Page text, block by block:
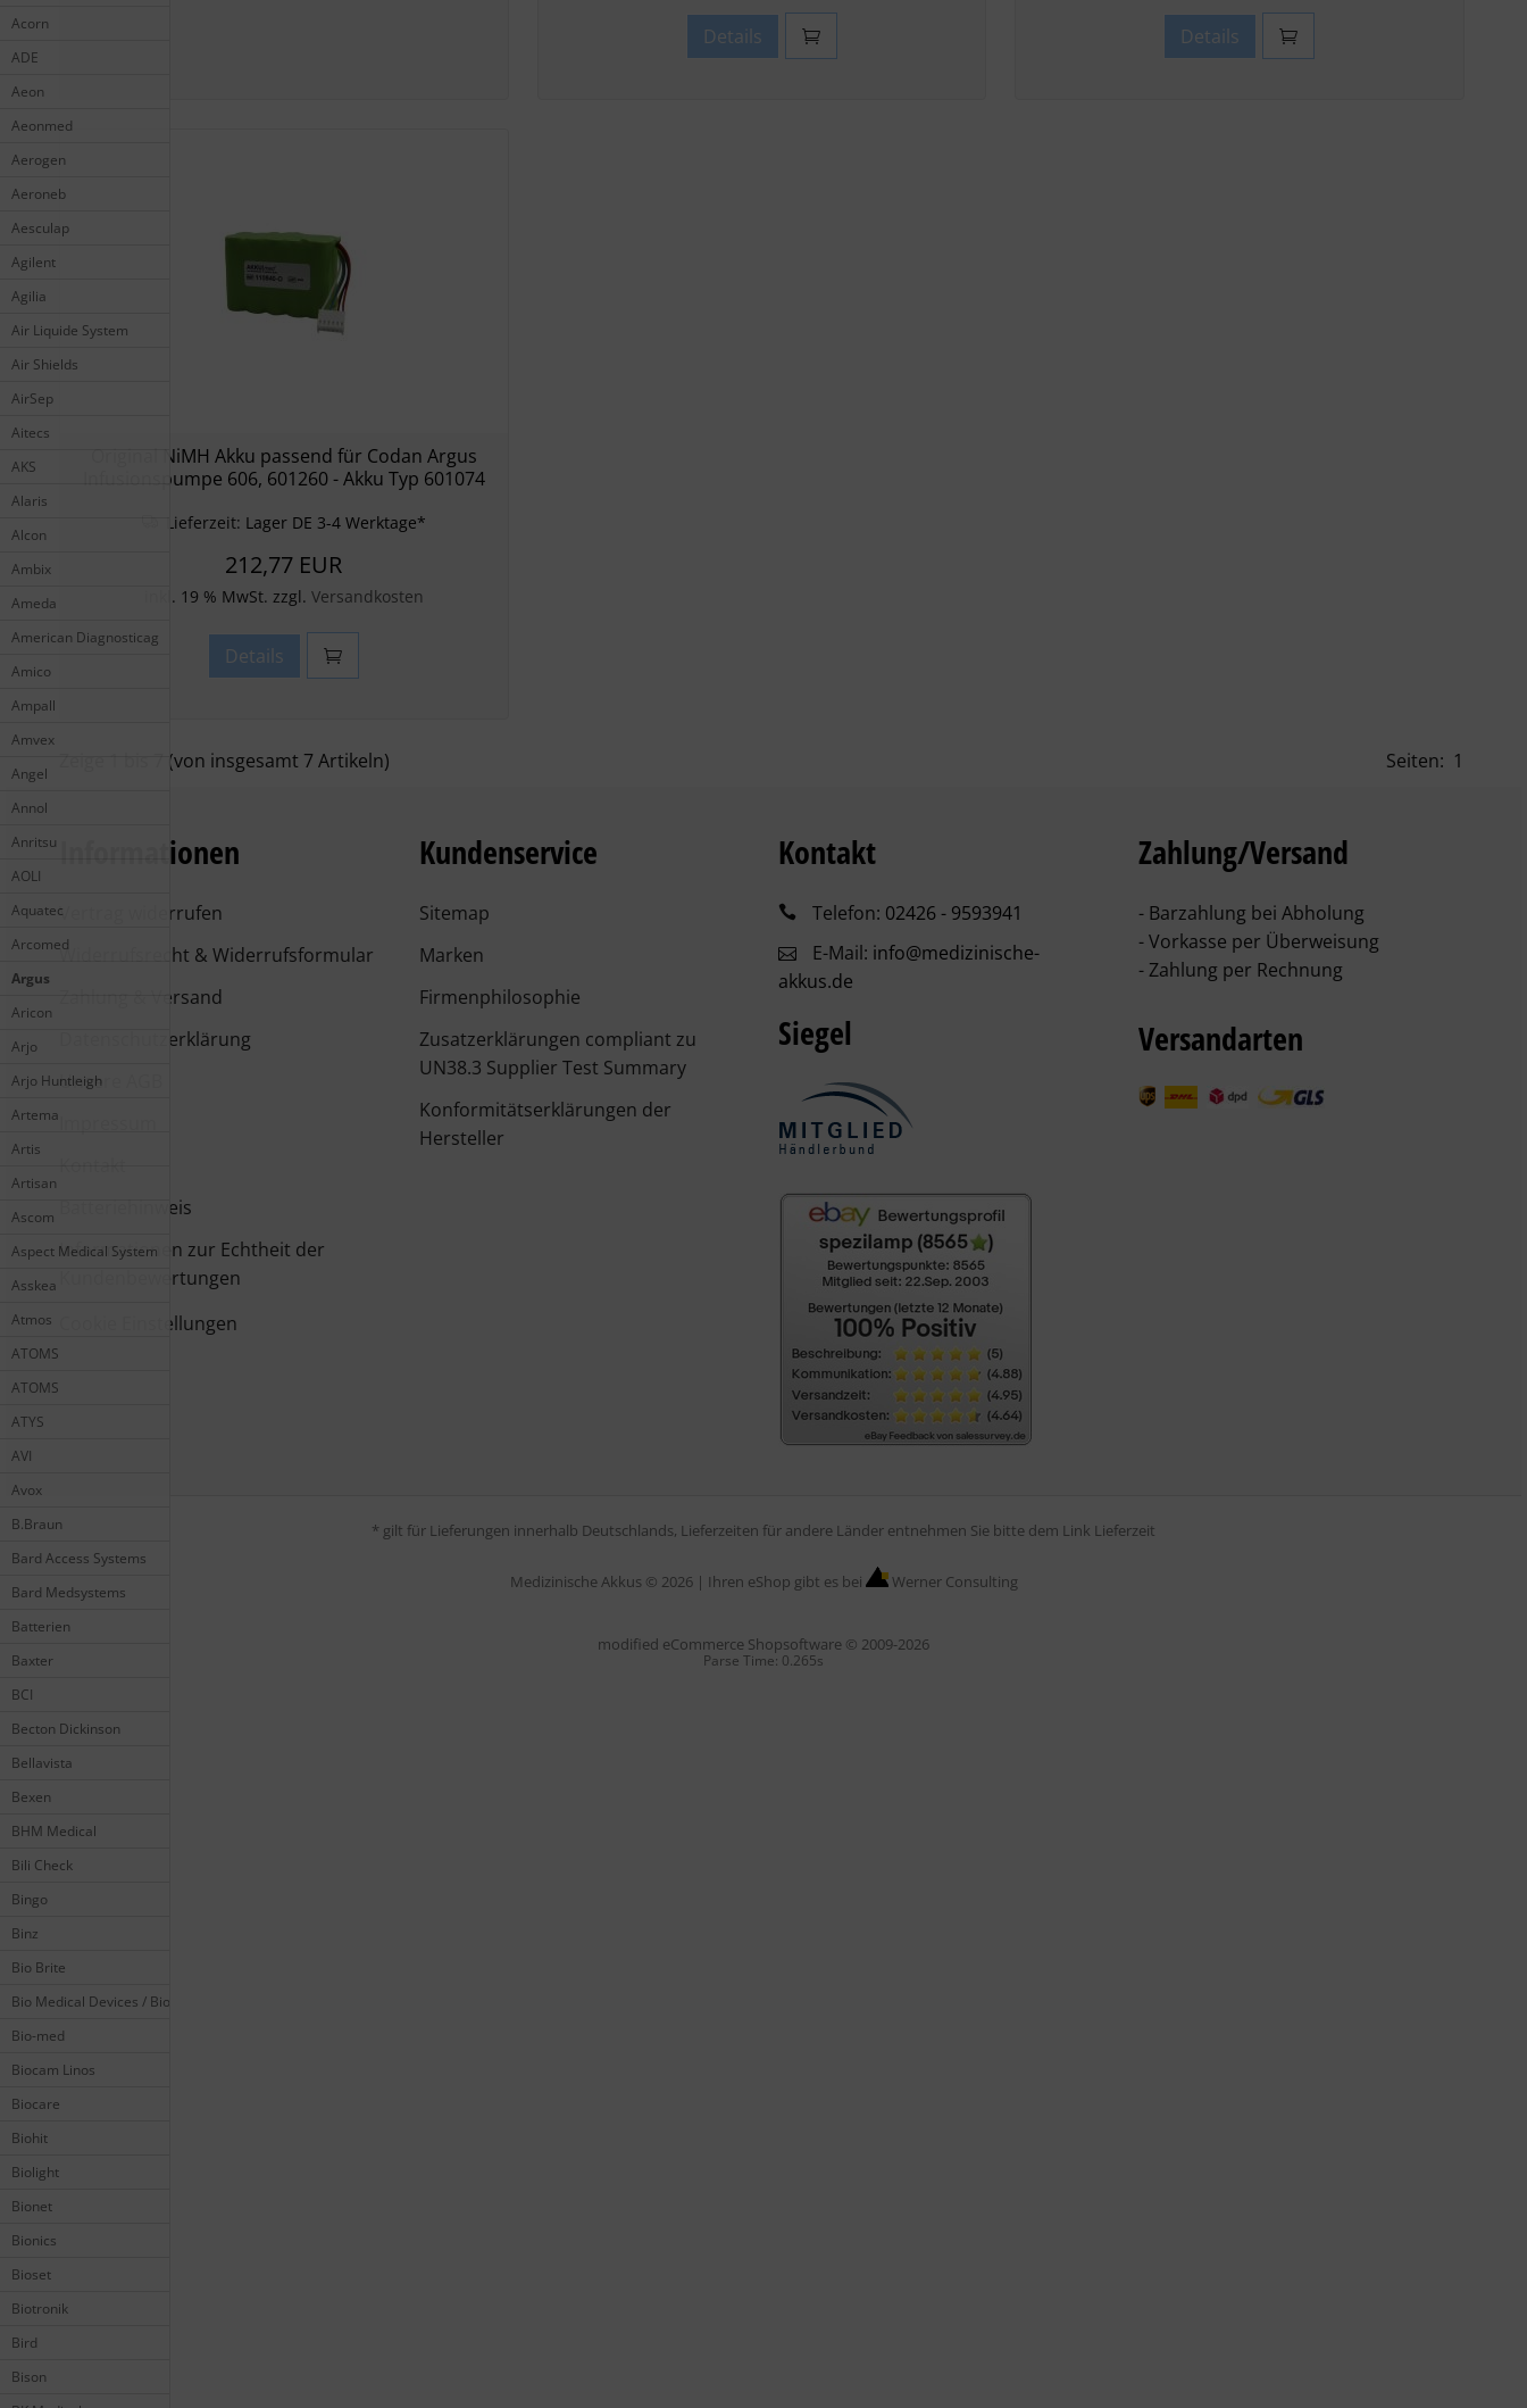
Acorn
ADE
Aeon
Aeonmed
Aerogen
Aeroneb
Aesculap
Agilent
Agilia
Air Liquide System
Air Shields
AirSep
Aitecs
AKS
Alaris
Alcon
Ambix
Ameda
American Diagnosticag
Amico
Ampall
Amvex
Angel
Annol
Anritsu
AOLI
Aquatec
Arcomed
Argus
Aricon
Arjo
Arjo Huntleigh
Artema
Artis
Artisan
Ascom
Aspect Medical System
Asskea
Atmos
ATOMS
ATOMS
ATYS
AVI
Avox
B.Braun
Bard Access Systems
Bard Medsystems
Batterien
Baxter
BCI
Becton Dickinson
Bellavista
Bexen
BHM Medical
Bili Check
Bingo
Binz
Bio Brite
Bio Medical Devices / Biomedical
Bio-med
Biocam Linos
Biocare
Biohit
Biolight
Bionet
Bionics
Bioset
Biotronik
Bird
Bison
Details Details
Original NiMH Akku passend für Codan Argus
Infusionspumpe 606, 601260 - Akku Typ 601074
Lieferzeit: Lager DE 3-4 Werktage*
212,77 EUR
inkl. 19 % MwSt. zzgl. Versandkosten
Details
(von insgesamt 7Artikeln) Seiten: 1
Informationen
Vertrag widerrufen
Widerrufsrecht & Widerrufsformular
Zahlung & Versand
Datenschutzerklärung
Unsere AGB
Batteriehinweis
Informationen zur Echtheit der
Kundenbewertungen
Cookie Einstellungen
Kundenservice
Sitemap
Marken
Firmenphilosophie
Zusatzerklärungen compliant zu
UN38.3 Supplier Test Summary
Konformitätserklärungen der
Hersteller
Kontakt
Telefon: 02426 - 9593941
E-Mail: info@medizinische-
akkus.de
Siegel
Zahlung/Versand
- Barzahlung bei Abholung
- Vorkasse per Überweisung
- Zahlung per Rechnung
Versandarten
* gilt für Lieferungen innerhalb Deutschlands, Lieferzeiten für andere Länder entnehmen Sie bitte dem Link Lieferzeit
Medizinische Akkus © 2026 | Ihren eShop gibt es bei Werner Consulting
modified eCommerce Shopsoftware © 2009-2026
Parse Time: 0.265s